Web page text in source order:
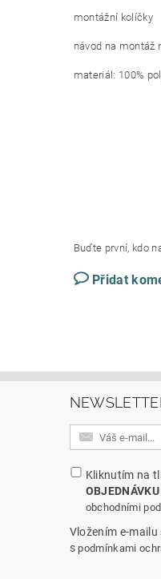
montážní kolíčky
návod na montáž
materiál: 100%
Buďte první, kdo
Přidat
Kliknutím na
OBJEDNÁVKU
obchodními
Vložením e-
s podmínkami